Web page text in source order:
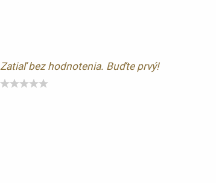
Zatiaľ bez hodnotenia. Buďte prvý!